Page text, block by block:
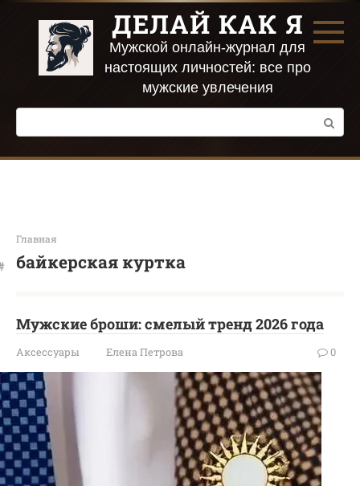
Перейти
контенту
ДЕЛАЙ КАК Я
Мужской онлайн-журнал для
настоящих личностей: все про
мужские увлечения
Поиск:
Главная
байкерская куртка
Мужские броши: смелый тренд 2026 года
Аксессуары Елена Петрова 0